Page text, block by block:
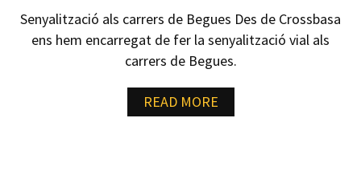
Senyalització als carrers de Begues Des de Crossbasa
ens hem encarregat de fer la senyalització vial als
carrers de Begues.
READ MORE